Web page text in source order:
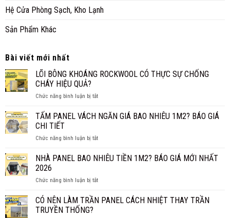
Hệ Cửa Phòng Sạch, Kho Lạnh
Sản Phẩm Khác
Bài viết mới nhất
LÕI BÔNG KHOÁNG ROCKWOOL CÓ THỰC SỰ CHỐNG
CHÁY HIỆU QUẢ?
Chức năng bình luận bị tắtở
BÔNG
CÓ
SỰ
HIỆU
TẤM PANEL VÁCH NGĂN GIÁ BAO NHIÊU 1M2? BÁO GIÁ
CHI TIẾT
Chức năng bình luận bị tắtở
PANEL
GIÁ
NHIÊU
NHÀ PANEL BAO NHIÊU TIỀN 1M2? BÁO GIÁ MỚI NHẤT
2026
Chức năng bình luận bị tắtở
PANEL
CÓ NÊN LÀM TRẦN PANEL CÁCH NHIỆT THAY TRẦN
TRUYỀN THỐNG?